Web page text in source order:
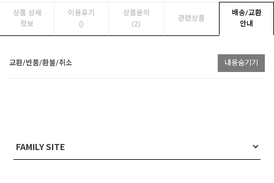
상품 상세
정보
이용후기
()
상품문의
(2)
관련상품
배송/교환
안내
교환/반품/환불/취소 내용숨기기